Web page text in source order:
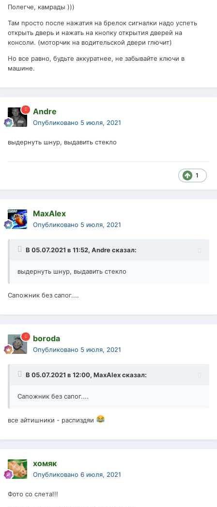
Полегче, камрады )))
Там просто после нажатия на брелок сигналки надо успеть
открыть дверь и нажать на кнопку открытия дверей на
консоли. (моторчик на водительской двери глючит)
Но все равно, будьте аккуратнее, не забывайте ключи в
машине.
Andre
Опубликовано 5 июля, 2021
выдернуть шнур, выдавить стекло
1
MaxAlex
Опубликовано 5 июля, 2021
В 05.07.2021 в 11:52, Andreсказал:
выдернуть шнур, выдавить стекло
Сапожник без сапог....
boroda
Опубликовано 5 июля, 2021
В 05.07.2021 в 12:00, MaxAlexсказал:
Сапожник без сапог....
все айтишники - распиздяи
хомяк
Опубликовано 6 июля, 2021
Фото со слета!!!